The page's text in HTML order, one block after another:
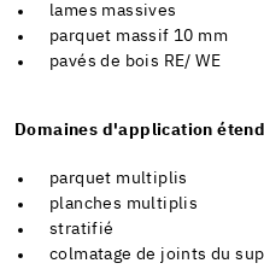
lames massives
parquet massif 10 mm
pavés de bois RE/ WE
Domaines d'application
parquet multiplis
planches multiplis
stratifié
colmatage de joints du